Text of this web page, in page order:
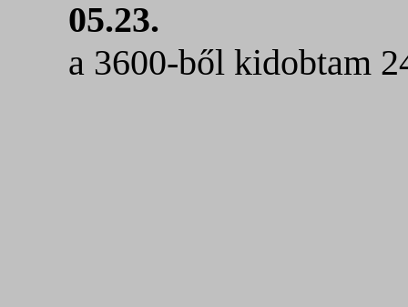
05.23.
a 3600-ből kidobtam